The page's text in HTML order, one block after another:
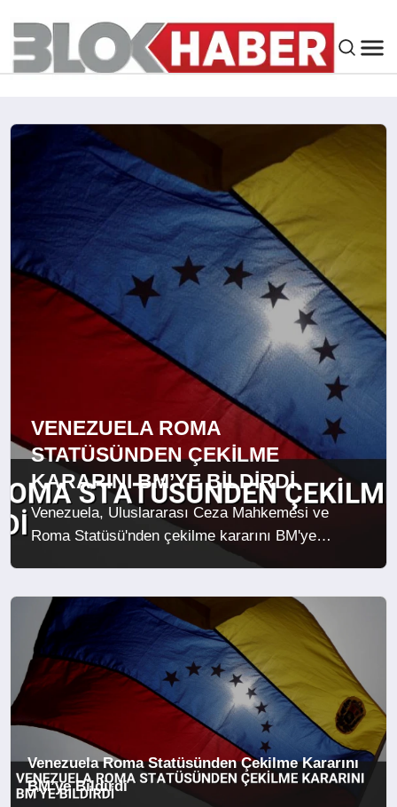
SIYASET
ÇEVRE
SPOR
EĞITIM
YAŞAM
VENEZUELA ROMA
STATÜSÜNDEN ÇEKILME
KARARINI BM’YE BILDIRDI
Venezuela, Uluslararası Ceza Mahkemesi ve
Roma Statüsü'nden çekilme kararını BM'ye
bildirdi. Dışişleri Bakanı Plasencia, UCM'nin
Venezuela Roma Statüsünden Çekilme Kararını
BM’ye Bildirdi